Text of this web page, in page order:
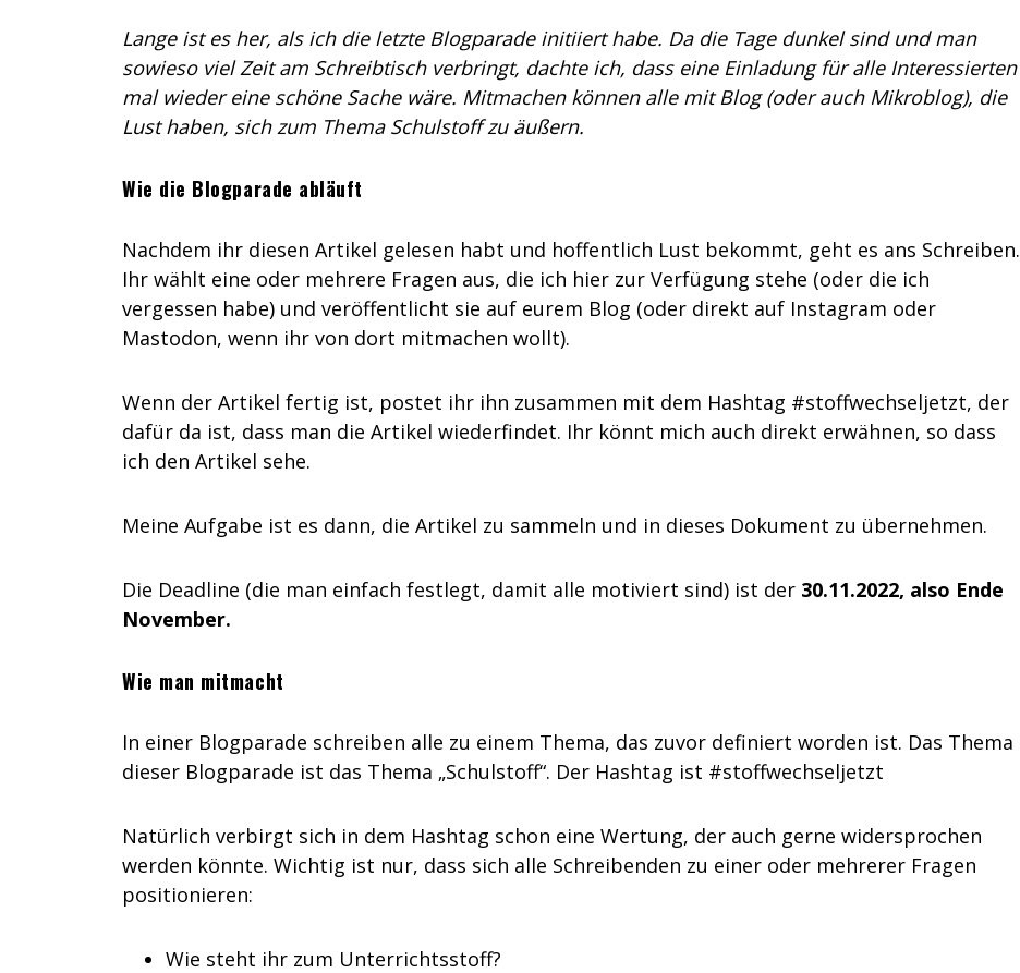
Lange ist es her, als ich die letzte Blogparade initiiert habe. Da die Tage dunkel sind und man
sowieso viel Zeit am Schreibtisch verbringt, dachte ich, dass eine Einladung für alle Interessierten
mal wieder eine schöne Sache wäre. Mitmachen können alle mit Blog (oder auch Mikroblog), die
Lust haben, sich zum Thema Schulstoff zu äußern.
Wie die Blogparade abläuft
Nachdem ihr diesen Artikel gelesen habt und hoffentlich Lust bekommt, geht es ans Schreiben.
Ihr wählt eine oder mehrere Fragen aus, die ich hier zur Verfügung stehe (oder die ich
vergessen habe) und veröffentlicht sie auf eurem Blog (oder direkt auf Instagram oder
Mastodon, wenn ihr von dort mitmachen wollt).
Wenn der Artikel fertig ist, postet ihr ihn zusammen mit dem Hashtag #stoffwechseljetzt, der
dafür da ist, dass man die Artikel wiederfindet. Ihr könnt mich auch direkt erwähnen, so dass
ich den Artikel sehe.
Meine Aufgabe ist es dann, die Artikel zu sammeln und in dieses Dokument zu übernehmen.
Die Deadline (die man einfach festlegt, damit alle motiviert sind) ist der 30.11.2022, also Ende
November.
Wie man mitmacht
In einer Blogparade schreiben alle zu einem Thema, das zuvor definiert worden ist. Das Thema
dieser Blogparade ist das Thema „Schulstoff“. Der Hashtag ist #stoffwechseljetzt
Natürlich verbirgt sich in dem Hashtag schon eine Wertung, der auch gerne widersprochen
werden könnte. Wichtig ist nur, dass sich alle Schreibenden zu einer oder mehrerer Fragen
positionieren:
Wie steht ihr zum Unterrichtsstoff?